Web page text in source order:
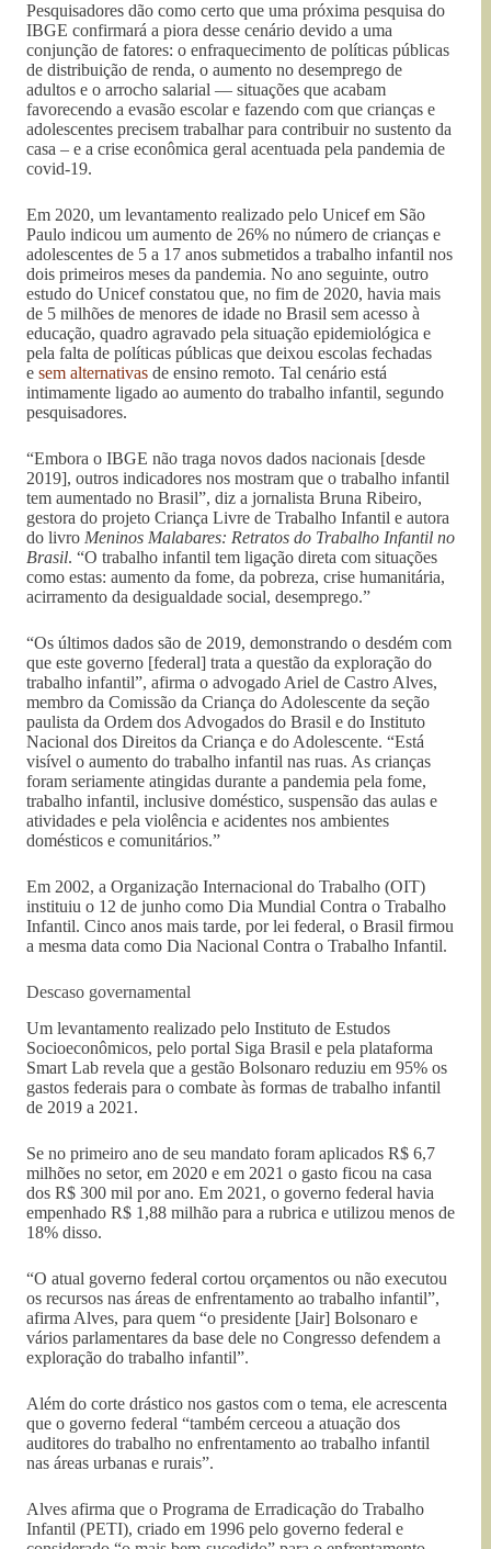
Pesquisadores dão como certo que uma próxima pesquisa do
IBGE confirmará a piora desse cenário devido a uma
conjunção de fatores: o enfraquecimento de políticas públicas
de distribuição de renda, o aumento no desemprego de
adultos e o arrocho salarial — situações que acabam
favorecendo a evasão escolar e fazendo com que crianças e
adolescentes precisem trabalhar para contribuir no sustento da
casa – e a crise econômica geral acentuada pela pandemia de
covid-19.
Em 2020, um levantamento realizado pelo Unicef em São
Paulo indicou um aumento de 26% no número de crianças e
adolescentes de 5 a 17 anos submetidos a trabalho infantil nos
dois primeiros meses da pandemia. No ano seguinte, outro
estudo do Unicef constatou que, no fim de 2020, havia mais
de 5 milhões de menores de idade no Brasil sem acesso à
educação, quadro agravado pela situação epidemiológica e
pela falta de políticas públicas que deixou escolas fechadas
e sem alternativas de ensino remoto. Tal cenário está
intimamente ligado ao aumento do trabalho infantil, segundo
pesquisadores.
“Embora o IBGE não traga novos dados nacionais [desde
2019], outros indicadores nos mostram que o trabalho infantil
tem aumentado no Brasil”, diz a jornalista Bruna Ribeiro,
gestora do projeto Criança Livre de Trabalho Infantil e autora
do livro Meninos Malabares: Retratos do Trabalho Infantil no
Brasil. “O trabalho infantil tem ligação direta com situações
como estas: aumento da fome, da pobreza, crise humanitária,
acirramento da desigualdade social, desemprego.”
“Os últimos dados são de 2019, demonstrando o desdém com
que este governo [federal] trata a questão da exploração do
trabalho infantil”, afirma o advogado Ariel de Castro Alves,
membro da Comissão da Criança do Adolescente da seção
paulista da Ordem dos Advogados do Brasil e do Instituto
Nacional dos Direitos da Criança e do Adolescente. “Está
visível o aumento do trabalho infantil nas ruas. As crianças
foram seriamente atingidas durante a pandemia pela fome,
trabalho infantil, inclusive doméstico, suspensão das aulas e
atividades e pela violência e acidentes nos ambientes
domésticos e comunitários.”
Em 2002, a Organização Internacional do Trabalho (OIT)
instituiu o 12 de junho como Dia Mundial Contra o Trabalho
Infantil. Cinco anos mais tarde, por lei federal, o Brasil firmou
a mesma data como Dia Nacional Contra o Trabalho Infantil.
Descaso governamental
Um levantamento realizado pelo Instituto de Estudos
Socioeconômicos, pelo portal Siga Brasil e pela plataforma
Smart Lab revela que a gestão Bolsonaro reduziu em 95% os
gastos federais para o combate às formas de trabalho infantil
de 2019 a 2021.
Se no primeiro ano de seu mandato foram aplicados R$ 6,7
milhões no setor, em 2020 e em 2021 o gasto ficou na casa
dos R$ 300 mil por ano. Em 2021, o governo federal havia
empenhado R$ 1,88 milhão para a rubrica e utilizou menos de
18% disso.
“O atual governo federal cortou orçamentos ou não executou
os recursos nas áreas de enfrentamento ao trabalho infantil”,
afirma Alves, para quem “o presidente [Jair] Bolsonaro e
vários parlamentares da base dele no Congresso defendem a
exploração do trabalho infantil”.
Além do corte drástico nos gastos com o tema, ele acrescenta
que o governo federal “também cerceou a atuação dos
auditores do trabalho no enfrentamento ao trabalho infantil
nas áreas urbanas e rurais”.
Alves afirma que o Programa de Erradicação do Trabalho
Infantil (PETI), criado em 1996 pelo governo federal e